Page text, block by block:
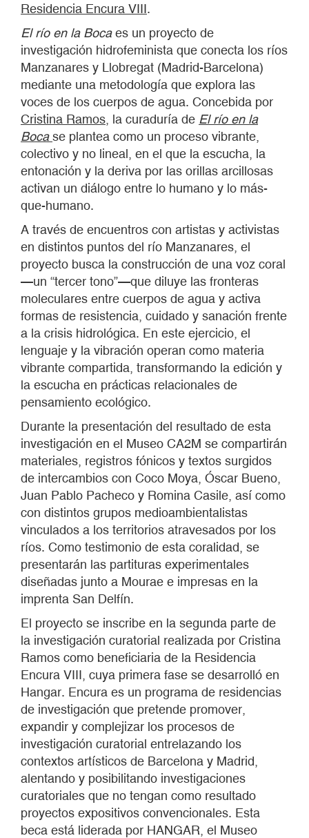
Residencia Encura VIII.
El río en la Bocaes un proyecto de
investigación hidrofeminista que conecta los ríos
Manzanares y Llobregat (Madrid-Barcelona)
mediante una metodología que explora las
voces de los cuerpos de agua. Concebida por
Cristina Ramos, la curaduría de El río en la
Boca se plantea como un proceso vibrante,
colectivo y no lineal, en el que la escucha, la
entonación y la deriva por las orillas arcillosas
activan un diálogo entre lo humano y lo más-
que-humano.
A través de encuentros con artistas y activistas
en distintos puntos del río Manzanares, el
proyecto busca la construcción de una voz coral
—un “tercer tono”—que diluye las fronteras
moleculares entre cuerpos de agua y activa
formas de resistencia, cuidado y sanación frente
a la crisis hidrológica. En este ejercicio, el
lenguaje y la vibración operan como materia
vibrante compartida, transformando la edición y
la escucha en prácticas relacionales de
pensamiento ecológico.
Durante la presentación del resultado de esta
investigación en el Museo CA2M se compartirán
materiales, registros fónicos y textos surgidos
de intercambios con Coco Moya, Óscar Bueno,
Juan Pablo Pacheco y Romina Casile, así como
con distintos grupos medioambientalistas
vinculados a los territorios atravesados por los
ríos. Como testimonio de esta coralidad, se
presentarán las partituras experimentales
diseñadas junto a Mourae e impresas en la
imprenta San Delfín.
El proyecto se inscribe en la segunda parte de
la investigación curatorial realizada por Cristina
Ramos como beneficiaria de la Residencia
Encura VIII, cuya primera fase se desarrolló en
Hangar. Encura es un programa de residencias
de investigación que pretende promover,
expandir y complejizar los procesos de
investigación curatorial entrelazando los
contextos artísticos de Barcelona y Madrid,
alentando y posibilitando investigaciones
curatoriales que no tengan como resultado
proyectos expositivos convencionales. Esta
beca está liderada por HANGAR, el Museo